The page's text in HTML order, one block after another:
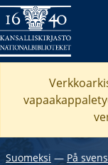
Suomeksi ― På